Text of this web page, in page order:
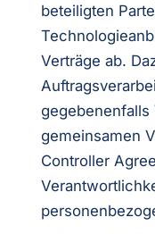
beteiligten
Verträge ab.
gegebenenfalls
gemeinsamen
Controller